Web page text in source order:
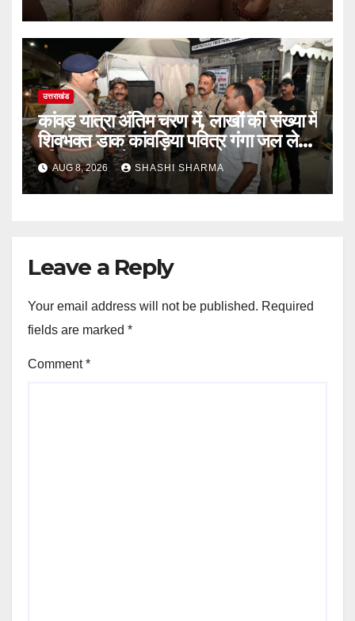
उत्तराखंड
कांवड़ यात्रा अंतिम चरण में, लाखों की संख्या में
शिवभक्त डाक कांवड़िया पवित्र गंगा जल लेने
हरिद्वार पहुंच रहे
AUG 8, 2026 SHASHI SHARMA
Leave a Reply
Your email address will not be published. Required
fields are marked *
Comment*